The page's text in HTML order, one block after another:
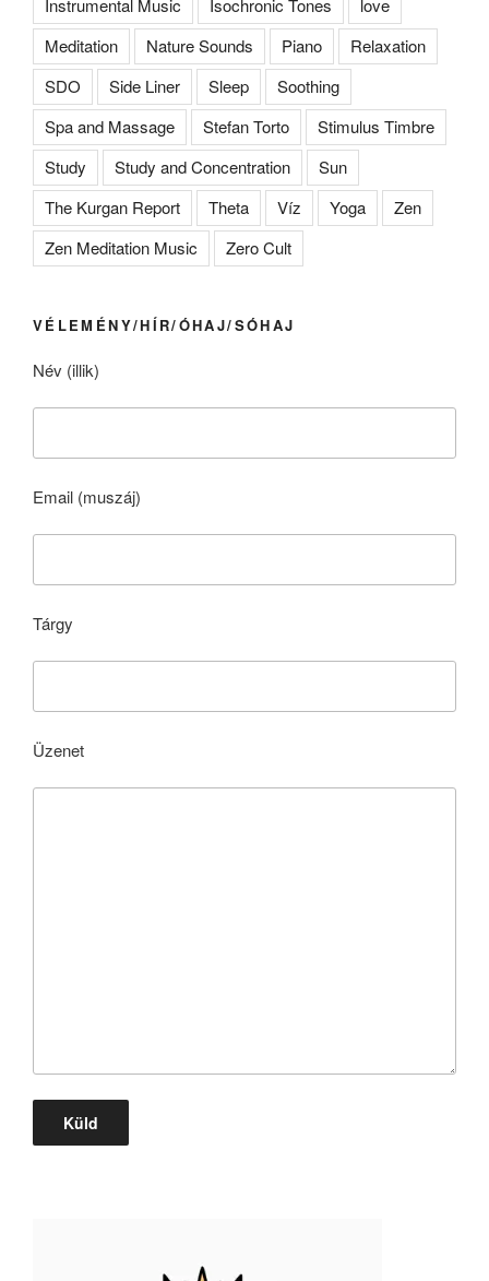
Instrumental Music Isochronic Tones
love
Meditation
Nature Sounds Piano
Relaxation
SDO
Side Liner Sleep
Soothing
Spa and Massage
Stefan Torto
Stimulus Timbre
Study
Study and Concentration
Sun
The Kurgan Report
Theta Víz Yoga
Zen
Zen Meditation Music
Zero Cult
VÉLEMÉNY/HÍR/ÓHAJ/SÓHAJ
Név (illik)
Email (muszáj)
Tárgy
Üzenet